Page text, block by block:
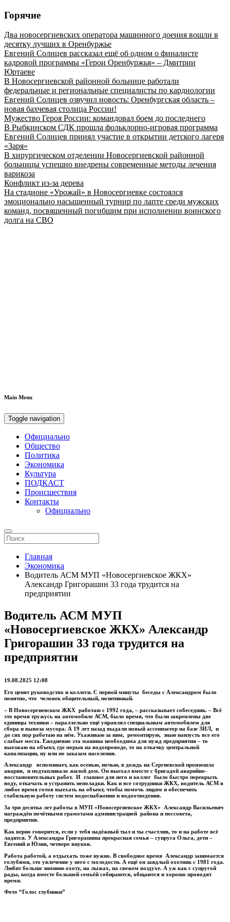
Горячие
Два новосергиевских оператора машинного доения вошли в
десятку лучших в Оренбуржье
Евгений Солнцев рассказал ещё об одном о финалисте
кадровой программы «Герои Оренбуржья» – Дмитрии
Юртаеве
В Новосергиевской районной больнице работали
федеральные и региональные специалисты по кардиологии
Евгений Солнцев озвучил новость: Оренбургская область –
новая бахчевая столица России!
Мужество Героя России: командовал боем до последнего
В Рыбкинском СДК прошла фольклорно-игровая программа
Евгений Солнцев принял участие в открытии детского лагеря
«Заря»
В хирургическом отделении Новосергиевской районной
больницы успешно внедрены современные методы лечения
варикоза
Конфликт из-за дерева
На стадионе «Урожай» в Новосергиевке состоялся
эмоционально насыщенный турнир по лапте среди мужских
команд, посвященный погибшим при исполнении воинского
долга на СВО
Main Menu
Toggle navigation
Официально
Общество
Политика
Экономика
Культура
ПОДКАСТ
Происшествия
Контакты
Официально
Главная
Экономика
Водитель АСМ МУП «Новосергиевское ЖКХ»
Александр Григорашин 33 года трудится на
предприятии
Водитель АСМ МУП
«Новосергиевское ЖКХ» Александр
Григорашин 33 года трудится на
предприятии
19.08.2025 12:08
Его ценят руководство и коллеги. С первой минуты беседы с Александром было
понятно, что человек общительный, позитивный.
– В Новосергиевском ЖКХ работаю с 1992 года, – рассказывает собеседник. – Всё
это время тружусь на автомобиле АСМ, было время, что были закреплены две
единицы техники – параллельно ещё управлял специальным автомобилем для
сбора и вывоза мусора. А 19 лет назад выдали новый ассенизатор на базе ЗИЛ, и
до сих пор работаю на нём. Ухаживаю за ним, ремонтирую, знаю наизусть все его
слабые места. Ежедневно эта машина необходима для нужд предприятия – то
выезжаю на объект, где порыв на водопроводе, то на откачку центральной
канализации, ну или по заказам населения.
Александр вспоминает, как осенью, ночью, в дождь на Сергиевской произошла
авария, и подтапливало жилой дом. Он выехал вместе с бригадой аварийно-
восстановительных работ. И главное для него и коллег было быстро перекрыть
воду, откачать и устранить неполадки. Как и все сотрудники ЖКХ, водитель АСМ в
любое время готов выехать на объект, чтобы помочь людям и обеспечить
стабильную работу систем водоснабжения и водоотведения.
За три десятка лет работы в МУП «Новосергиевское ЖКХ» Александр Васильевич
награждён почётными грамотами администрацией района и поссовета,
предприятия.
Как верно говорится, если у тебя надёжный тыл и ты счастлив, то и на работе всё
ладится. У Александра Григорашина прекрасная семья – супруга Ольга, дети –
Евгений и Юлия, четверо внуков.
Работа работой, а отдыхать тоже нужно. В свободное время Александр занимается
голубями, это увлечение у него с молодости. А ещё он заядлый охотник с 1981 года.
Любит больше зимнюю охоту, на лыжах, на свежем воздухе. А уж как с супругой
рады, когда вместе большой семьёй собираются, общаются и хорошо проводят
время.
Фото “Голос глубинки”